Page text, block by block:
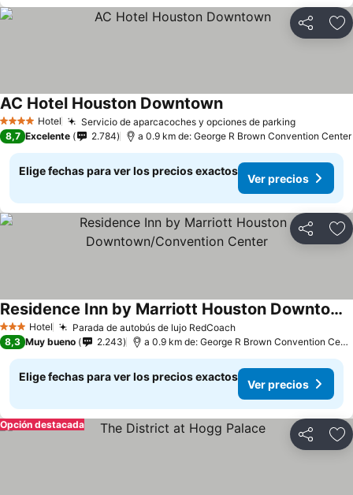
Compartir
4 EstrellasHotel Servicio de aparcacoches y opciones de parking
AC Hotel Houston Downtown
8,7 Excelente 2.784 a 0.9 km de: George R Brown Convention Center
Elige fechas para ver los precios exactos
Ver precios
Compartir
3 Estrellas
Hotel Parada de autobús de lujo RedCoach
Residence Inn by Marriott Houston Downtown/Convention Center
8,3 Muy bueno 2.243 a 0.9 km de: George R Brown Convention Center
Elige fechas para ver los precios exactos
Ver precios
Compartir
Opción destacada